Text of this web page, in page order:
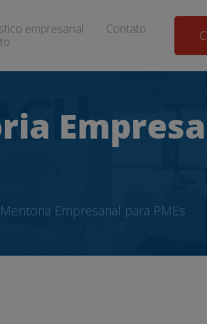
empresarial
Contato
Empresarial para PMEs